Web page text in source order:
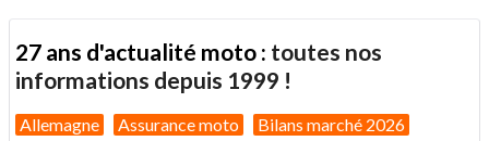
27 ans d'actualité moto : toutes nos
informations depuis 1999 !
Allemagne Assurance moto Bilans marché 2026